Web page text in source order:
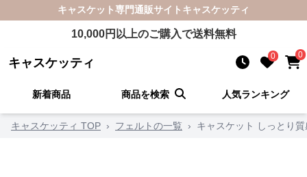
キャスケット専門通販サイト キャスケッティ
10,000円以上のご購入で送料無料
キャスケッティ 0 0
新着商品 商品を検索 人気ランキング
キャスケッティ TOP › フェルトの一覧 › キャスケット しっとり